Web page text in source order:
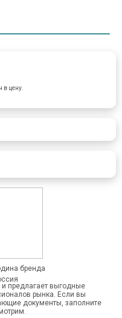
в цену.
бренда
и предлагает выгодные
рынка. Если вы
документы, заполните